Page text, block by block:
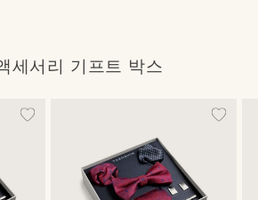
세서리 기프트 박스